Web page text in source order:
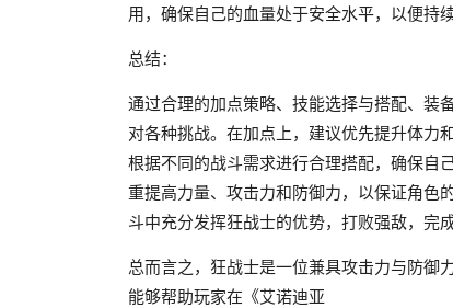
用，确保自己的血量处于安全水平，以便持续
总结：
通过合理的加点策略、技能选择与搭配、装
对各种挑战。在加点上，建议优先提升体力
根据不同的战斗需求进行合理搭配，确保自
重提高力量、攻击力和防御力，以保证角色
斗中充分发挥狂战士的优势，打败强敌，完成
总而言之，狂战士是一位兼具攻击力与防御
能够帮助玩家在《艾诺迪亚